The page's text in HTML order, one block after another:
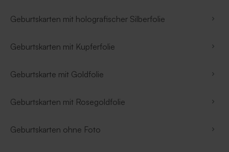
Geburtskarten mit holografischer Silberfolie
Geburtskarten mit Kupferfolie
Geburtskarte mit Goldfolie
Geburtskarten mit Rosegoldfolie
Geburtskarten ohne Foto